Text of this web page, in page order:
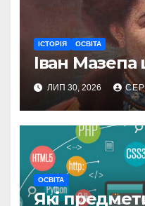
ІСТОРІЯ ОСВІТА
Іван Мазепа
ЛИП 30, 2026
ОСВІТА
Які